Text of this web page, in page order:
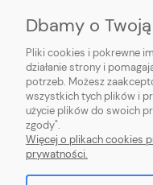
PŁATNOŚCI I DOSTAWA
INFORMACJE
O NAS
Dbamy o
Pliki cookies i pokrewne
działanie strony i
potrzeb. Możesz
wszystkich tych plików i
użycie plików do swoich
zgody".
Więcej o plikach cookies
prywatności.